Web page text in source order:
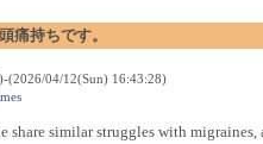
痛持ちです。
(2026/04/12(Sun) 16:43:28)
share similar struggles with